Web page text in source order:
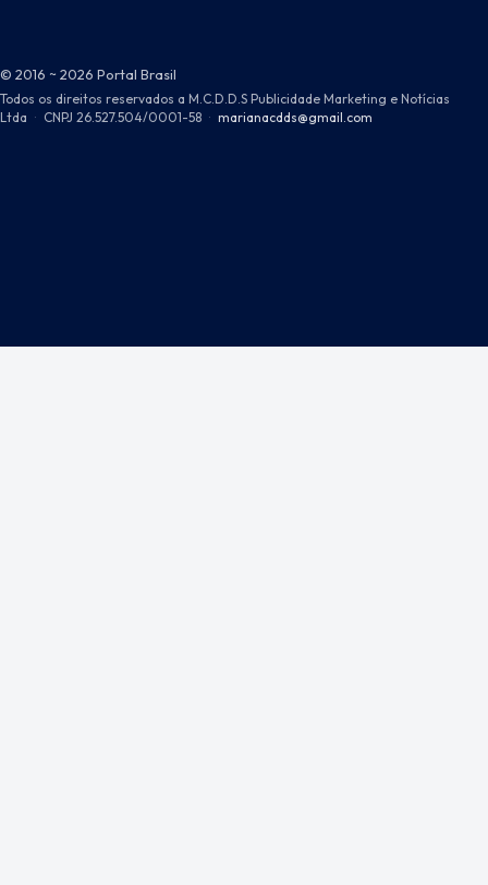
© 2016 ~ 2026 Portal Brasil
Todos os direitos reservados a M.C.D.D.S Publicidade Marketing e Notícias
Ltda · CNPJ 26.527.504/0001-58 · marianacdds@gmail.com